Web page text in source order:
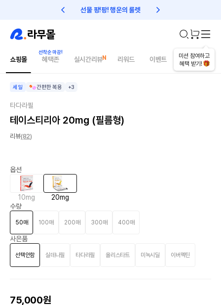
선물 팡!팡! 행운의 룰렛 친구초대 1만원 리워드!
미션 참여하고
혜택 받기!
쇼핑몰 혜택존 실시간리뷰 리워드 이벤트 건강매거진
오늘의 추천상품
세일 간편한 복용 +3
타다라필
테이스티리아 20mg (필름형)
리뷰(82)
75,000원
옵션
10mg
20mg
수량
50매 100매 200매 300매 400매
사은품
선택안함 실데나필 타다라필 올리스타트 미녹시딜 이버멕틴